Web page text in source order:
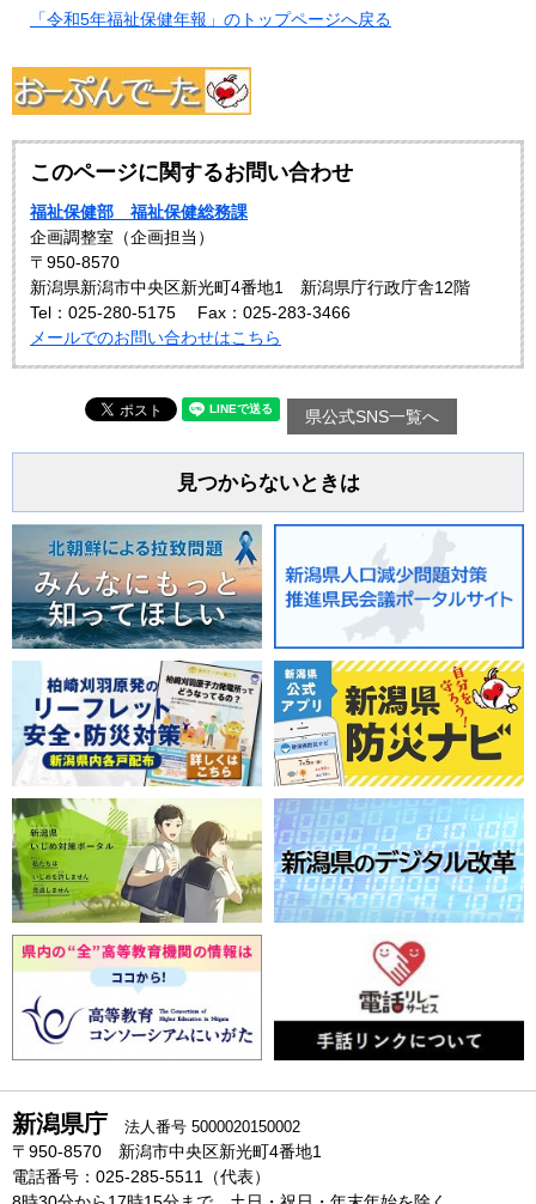
「令和5年福祉保健年報」のトップページへ戻る
このページに関するお問い合わせ
福祉保健部 福祉保健総務課
企画調整室（企画担当）
〒950-8570
新潟県新潟市中央区新光町4番地1 新潟県庁行政庁舎12階
Tel：025-280-5175
Fax：025-283-3466
メールでのお問い合わせはこちら
県公式SNS一覧へ
見つからないときは
新潟県庁 法人番号 5000020150002
〒950-8570 新潟市中央区新光町4番地1
電話番号：025-285-5511（代表）